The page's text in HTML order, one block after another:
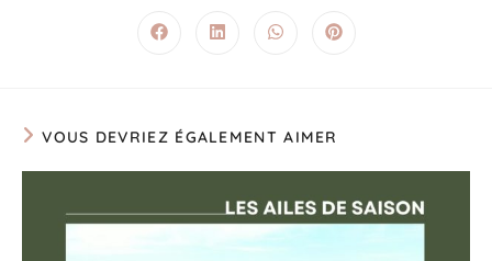
VOUS DEVRIEZ ÉGALEMENT AIMER